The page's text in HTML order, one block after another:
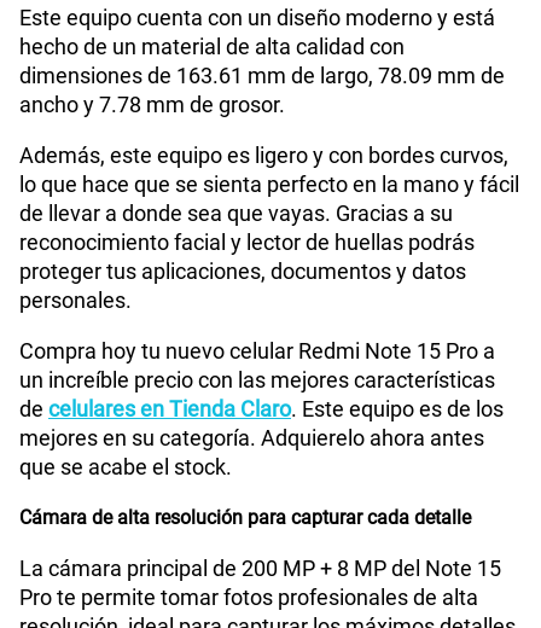
Paga solo
200GB en alta velocidad
S/289.90
Ver menos planes
Tamaño de Pantalla
WiFI Si
Peso 210 gr
Bluetooth
Cámara de fotos Principal 200Mpx+8 Mpx
Cámara de fotos Frontal 20Mpx
Radio FM No
Este equipo cuenta con un diseño moderno y está
hecho de un material de alta calidad con
dimensiones de 163.61 mm de largo, 78.09 mm de
ancho y 7.78 mm de grosor.
Además, este equipo es ligero y con bordes curvos,
lo que hace que se sienta perfecto en la mano y fácil
de llevar a donde sea que vayas. Gracias a su
reconocimiento facial y lector de huellas podrás
proteger tus aplicaciones, documentos y datos
personales.
Compra hoy tu nuevo celular Redmi Note 15 Pro a
un increíble precio con las mejores características
de celulares en Tienda Claro. Este equipo es de los
mejores en su categoría. Adquierelo ahora antes
que se acabe el stock.
Cámara de alta resolución para capturar cada detalle
La cámara principal de 200 MP + 8 MP del Note 15
Pro te permite tomar fotos profesionales de alta